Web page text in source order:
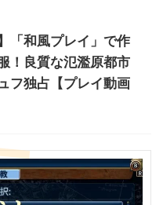
「和風プレイ」で作
！良質な氾濫原都市
フ独占【プレイ動画